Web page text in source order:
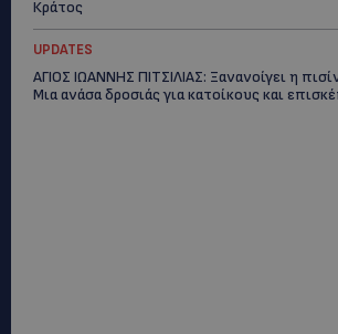
Κράτος
UPDATES
ΑΓΙΟΣ ΙΩΑΝΝΗΣ ΠΙΤΣΙΛΙΑΣ: Ξανανοίγει η
Μια ανάσα δροσιάς για κατοίκους και